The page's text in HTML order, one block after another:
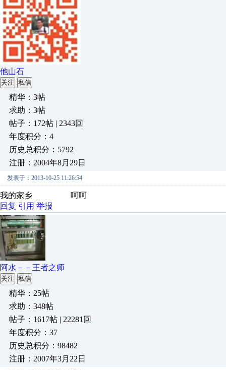
他山石
关注 私信
精华：3帖
求助：3帖
帖子：172帖 | 2343回
年度积分：4
历史总积分：5792
注册：2004年8月29日
发表于：2013-10-25 11:26:54
我的家乡 呵呵
回复 引用 举报
阿水－－王者之师
关注 私信
精华：25帖
求助：348帖
帖子：1617帖 | 22281回
年度积分：37
历史总积分：98482
注册：2007年3月22日